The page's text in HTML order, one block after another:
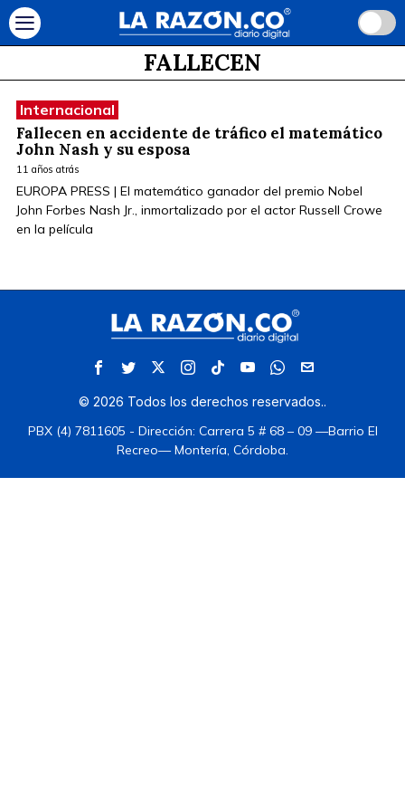
FALLECEN
Internacional
Fallecen en accidente de tráfico el matemático
John Nash y su esposa
11 años atrás
EUROPA PRESS | El matemático ganador del premio Nobel
John Forbes Nash Jr., inmortalizado por el actor Russell Crowe
en la película
© 2026 Todos los derechos reservados..
PBX (4) 7811605 - Dirección: Carrera 5 # 68 – 09 —Barrio El
Recreo— Montería, Córdoba.